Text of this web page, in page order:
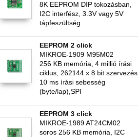
8K EEPROM DIP tokozásban,
I2C interfész, 3.3V vagy 5V
tápfeszültség
EEPROM 2 click
MIKROE-1909 M95M02
256 KB memória, 4 millió írási
ciklus, 262144 x 8 bit szervezés,
10 ms írási sebesség
(byte/lap),SPI
EEPROM 3 click
MIKROE-1989 AT24CM02
soros 256 KB memória, I2C